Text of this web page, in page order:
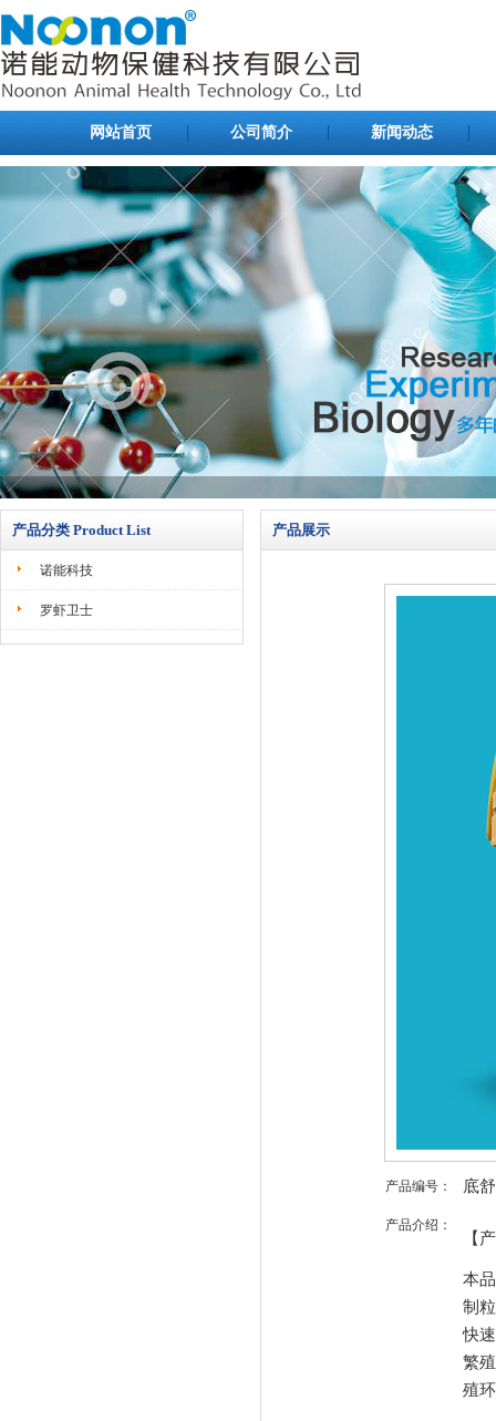
网站首页 公司简介 新闻动态
产品分类 Product List
诺能科技
罗虾卫士
产品展示
产品编号： 底
产品介绍：
【
本
制
快
繁
殖